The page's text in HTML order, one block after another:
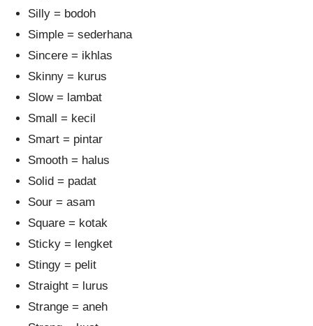
Silly = bodoh
Simple = sederhana
Sincere = ikhlas
Skinny = kurus
Slow = lambat
Small = kecil
Smart = pintar
Smooth = halus
Solid = padat
Sour = asam
Square = kotak
Sticky = lengket
Stingy = pelit
Straight = lurus
Strange = aneh